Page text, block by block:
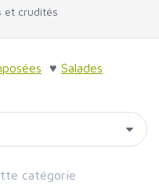
et crudités
♥ Salades
catégorie